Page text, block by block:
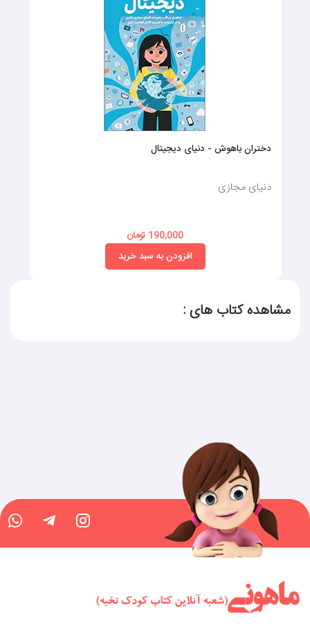
دختران باهوش - دنیای دیجیتال
دنیای مجازی
190,000 تومان
افزودن به سبد خرید
مشاهده کتاب های :